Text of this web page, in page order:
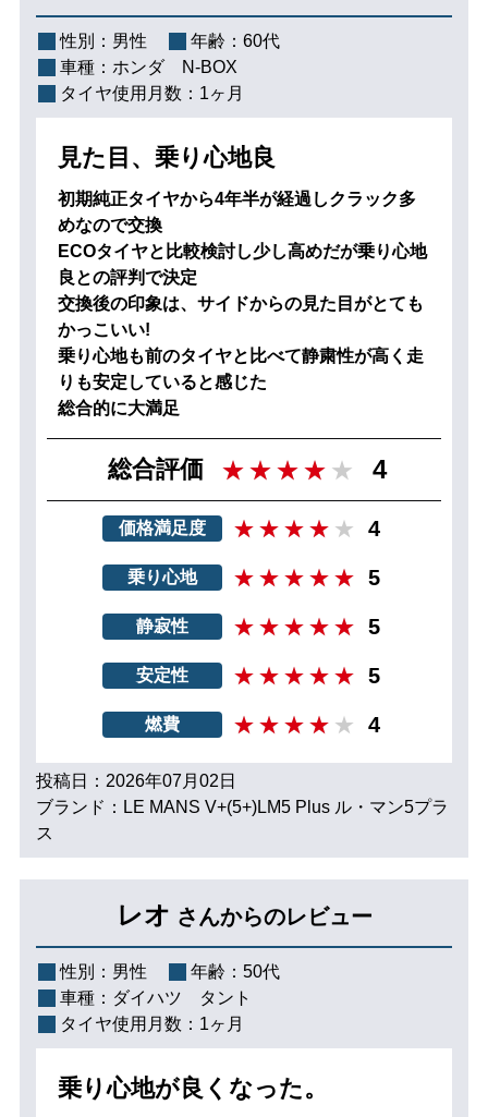
性別： 男性 年齢： 60代
車種： ホンダ N-BOX
タイヤ使用月数： 1ヶ月
見た目、乗り心地良
初期純正タイヤから4年半が経過しクラック多
めなので交換
ECOタイヤと比較検討し少し高めだが乗り心地
良との評判で決定
交換後の印象は、サイドからの見た目がとても
かっこいい!
乗り心地も前のタイヤと比べて静粛性が高く走
りも安定していると感じた
総合的に大満足
総合評価 4
価格満足度 4
乗り心地 5
静寂性 5
安定性 5
燃費 4
投稿日：2026年07月02日
ブランド：LE MANS V+(5+)LM5 Plus ル・マン5プラ
ス
レオ さんからのレビュー
性別： 男性 年齢： 50代
車種： ダイハツ タント
タイヤ使用月数： 1ヶ月
乗り心地が良くなった。